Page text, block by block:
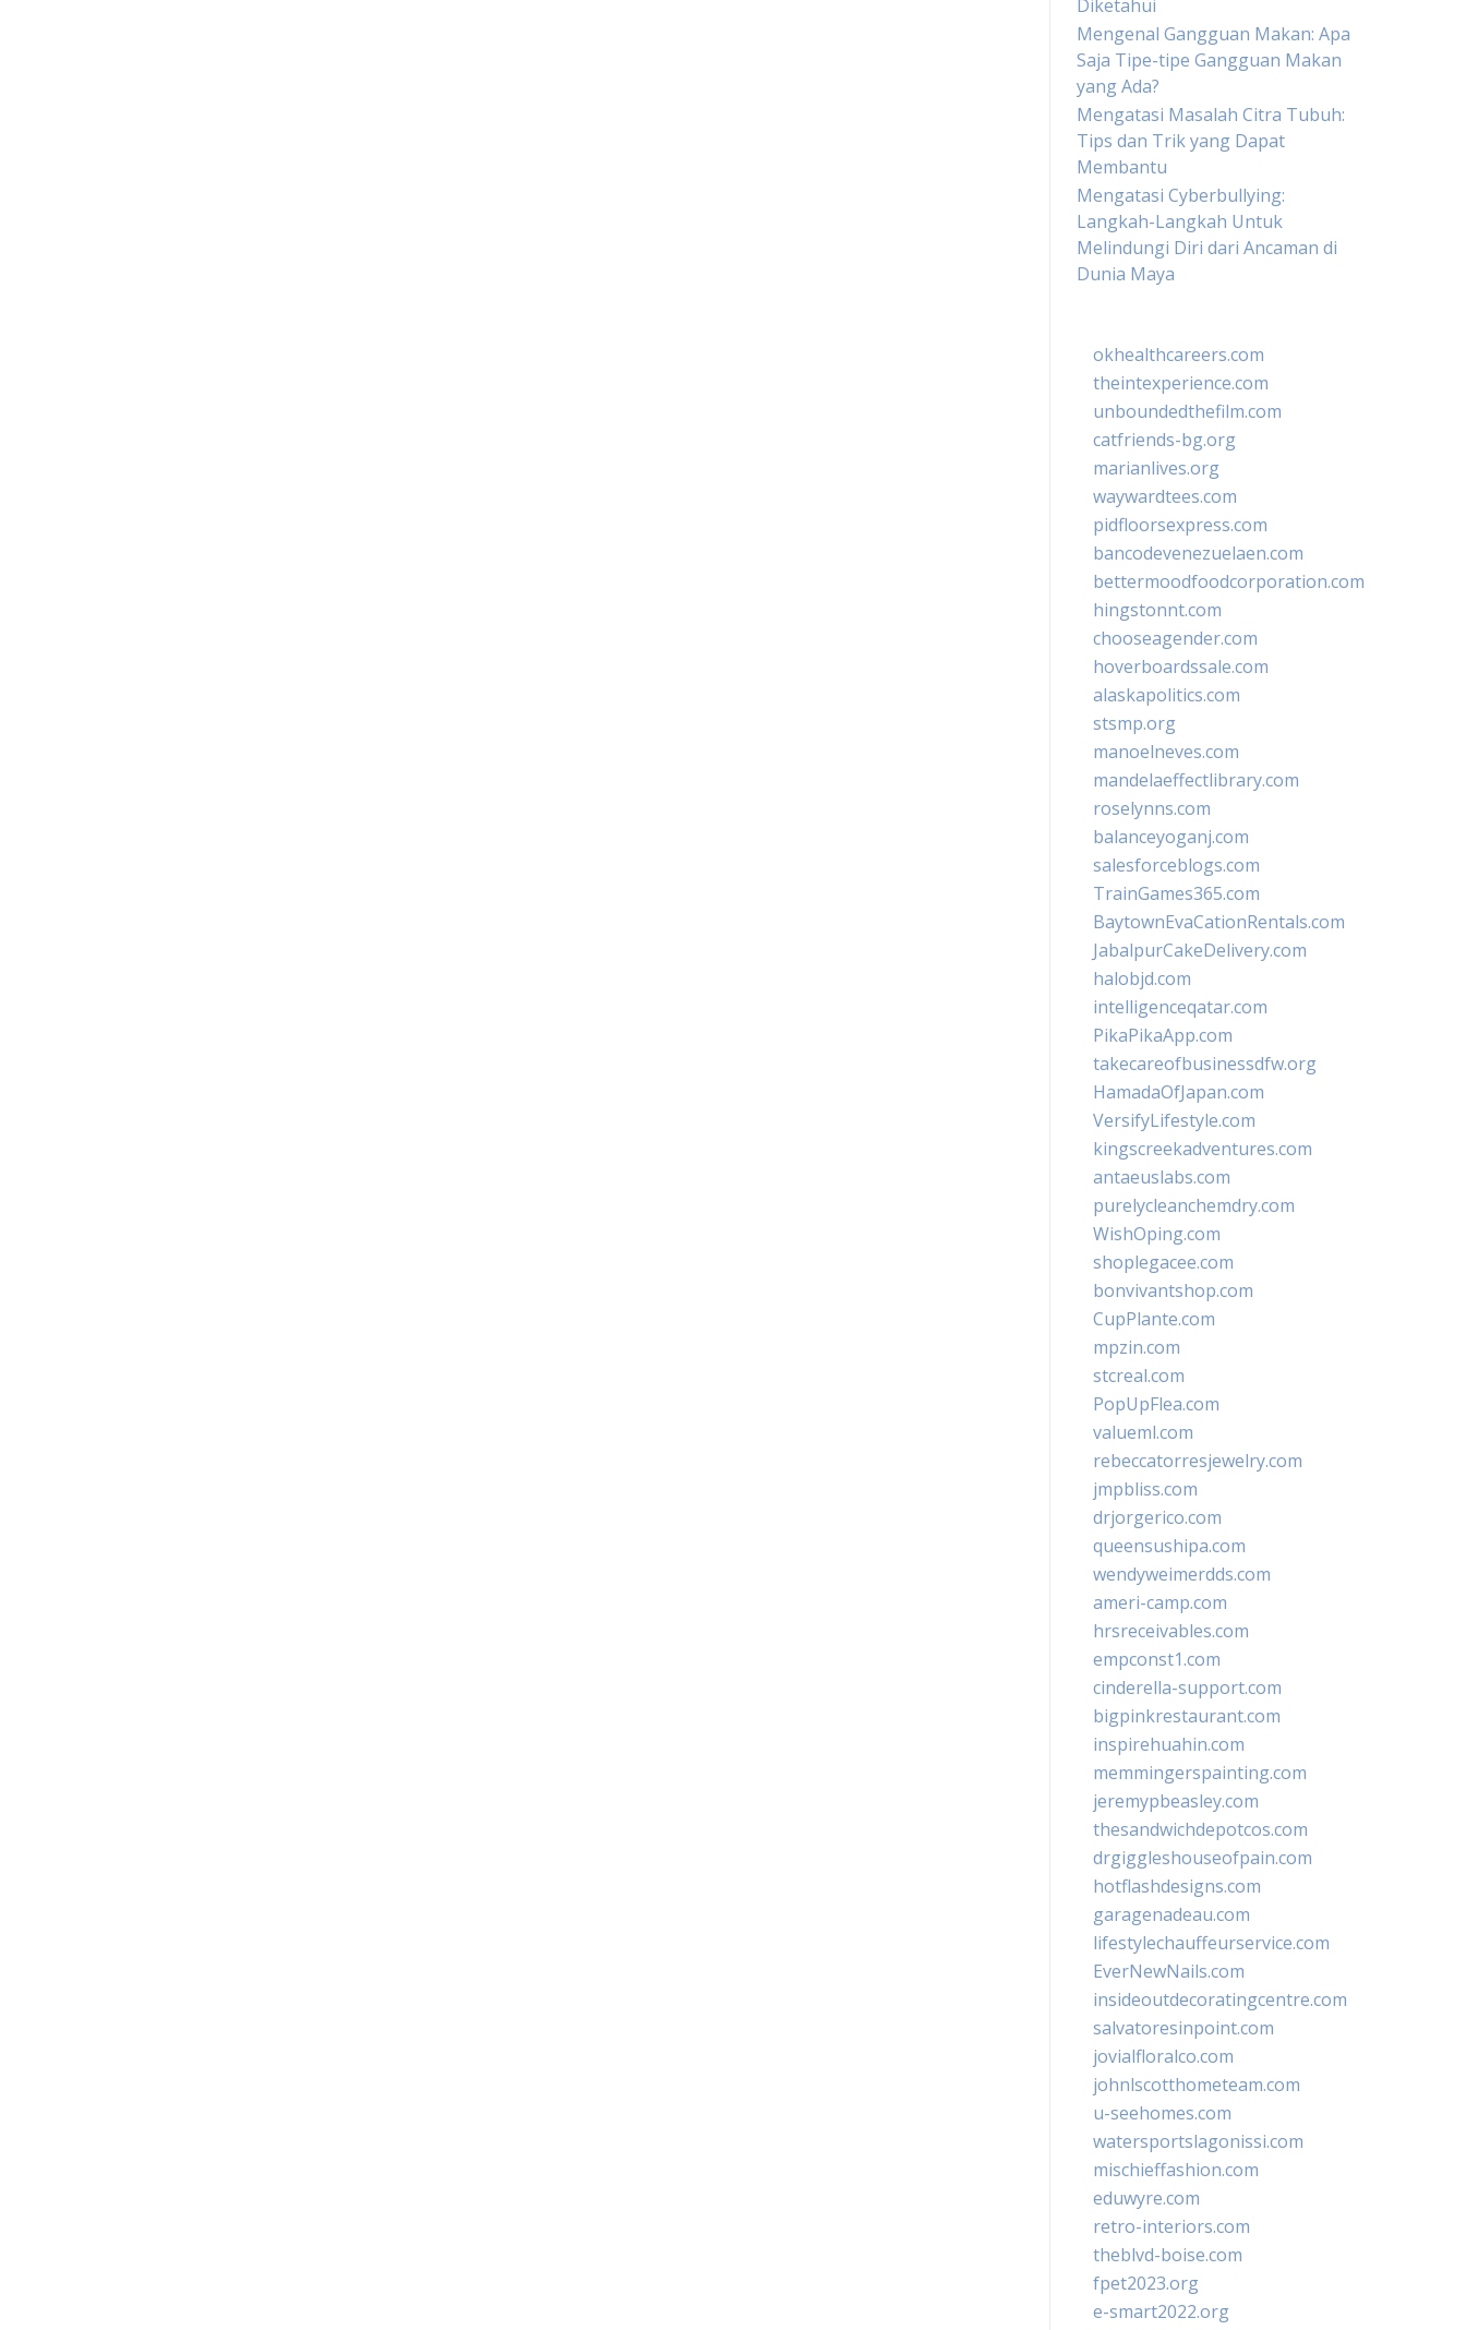
Diketahui
Mengenal Gangguan Makan: Apa
Saja Tipe-tipe Gangguan Makan
yang Ada?
Mengatasi Masalah Citra Tubuh:
Tips dan Trik yang Dapat
Membantu
Mengatasi Cyberbullying:
Langkah-Langkah Untuk
Melindungi Diri dari Ancaman di
Dunia Maya
okhealthcareers.com
theintexperience.com
unboundedthefilm.com
catfriends-bg.org
marianlives.org
waywardtees.com
pidfloorsexpress.com
bancodevenezuelaen.com
bettermoodfoodcorporation.com
hingstonnt.com
chooseagender.com
hoverboardssale.com
alaskapolitics.com
stsmp.org
manoelneves.com
mandelaeffectlibrary.com
roselynns.com
balanceyoganj.com
salesforceblogs.com
TrainGames365.com
BaytownEvaCationRentals.com
JabalpurCakeDelivery.com
halobjd.com
intelligenceqatar.com
PikaPikaApp.com
takecareofbusinessdfw.org
HamadaOfJapan.com
VersifyLifestyle.com
kingscreekadventures.com
antaeuslabs.com
purelycleanchemdry.com
WishOping.com
shoplegacee.com
bonvivantshop.com
CupPlante.com
mpzin.com
stcreal.com
PopUpFlea.com
valueml.com
rebeccatorresjewelry.com
jmpbliss.com
drjorgerico.com
queensushipa.com
wendyweimerdds.com
ameri-camp.com
hrsreceivables.com
empconst1.com
cinderella-support.com
bigpinkrestaurant.com
inspirehuahin.com
memmingerspainting.com
jeremypbeasley.com
thesandwichdepotcos.com
drgiggleshouseofpain.com
hotflashdesigns.com
garagenadeau.com
lifestylechauffeurservice.com
EverNewNails.com
insideoutdecoratingcentre.com
salvatoresinpoint.com
jovialfloralco.com
johnlscotthometeam.com
u-seehomes.com
watersportslagonissi.com
mischieffashion.com
eduwyre.com
retro-interiors.com
theblvd-boise.com
fpet2023.org
e-smart2022.org